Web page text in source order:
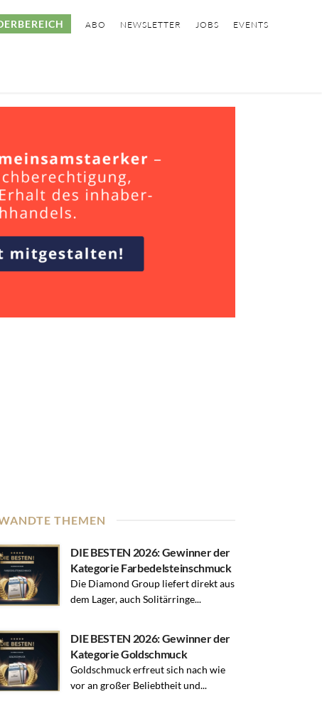
ABO NEWSLETTER JOBS EVENTS
THEMEN
DIE BESTEN 2026: Gewinner der
Kategorie Farbedelsteinschmuck
Die Diamond Group liefert direkt aus
dem Lager, auch Solitärringe...
DIE BESTEN 2026: Gewinner der
Kategorie Goldschmuck
Goldschmuck erfreut sich nach wie
vor an großer Beliebtheit und...